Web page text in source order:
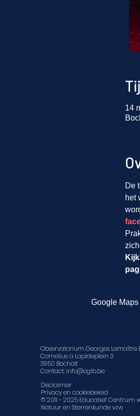
14
De
het
Google
Observatorium Georges Lemaître
Cornelius a Lapideplein 3
3950 Bocholt
Contact:info@oglb.be
Disclaimer
Privacy en cookiebeleid
© 2011 - 2025 Educatief Centrum
Natuur en Sterrenkunde vzw